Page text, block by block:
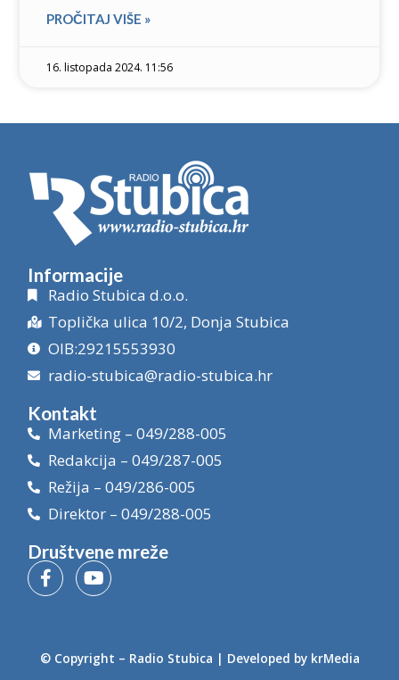
PROČITAJ VIŠE »
16. listopada 2024. 11:56
Informacije
Radio Stubica d.o.o.
Toplička ulica 10/2, Donja Stubica
OIB:29215553930
radio-stubica@radio-stubica.hr
Kontakt
Marketing – 049/288-005
Redakcija – 049/287-005
Režija – 049/286-005
Direktor – 049/288-005
Društvene mreže
© Copyright – Radio Stubica | Developed by krMedia